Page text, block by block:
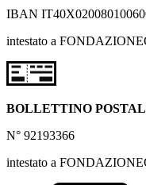
IBAN
intestato a
BOLLETTINO
N° 92193366
intestato a